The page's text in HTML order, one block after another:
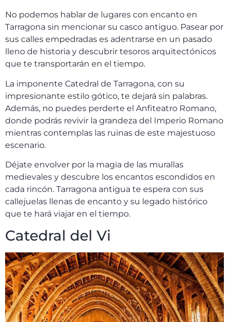
No podemos hablar de lugares con encanto en
Tarragona sin mencionar su casco antiguo. Pasear por
sus calles empedradas es adentrarse en un pasado
lleno de historia y descubrir tesoros arquitectónicos
que te transportarán en el tiempo.
La imponente Catedral de Tarragona, con su
impresionante estilo gótico, te dejará sin palabras.
Además, no puedes perderte el Anfiteatro Romano,
donde podrás revivir la grandeza del Imperio Romano
mientras contemplas las ruinas de este majestuoso
escenario.
Déjate envolver por la magia de las murallas
medievales y descubre los encantos escondidos en
cada rincón. Tarragona antigua te espera con sus
callejuelas llenas de encanto y su legado histórico
que te hará viajar en el tiempo.
Catedral del Vi